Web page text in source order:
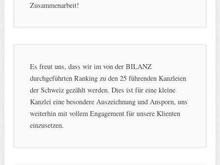
Zusammenarbeit!
Es freut uns, dass wir im von der BILANZ
durchgeführten Ranking zu den 25 führenden Kanzleien
der Schweiz gezählt werden. Dies ist für eine kleine
Kanzlei eine besondere Auszeichnung und Ansporn, uns
weiterhin mit vollem Engagement für unsere Klienten
einzusetzen.